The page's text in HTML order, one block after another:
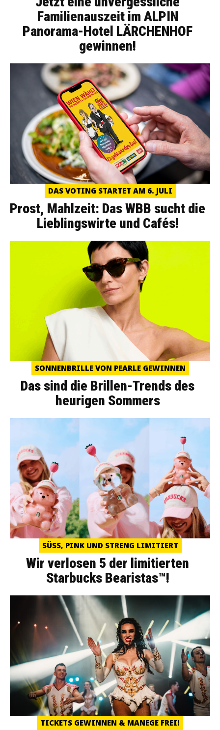
Familienauszeit im ALPIN
Panorama-Hotel LÄRCHENHOF
gewinnen!
DAS VOTING STARTET AM 6. JULI
Prost, Mahlzeit: Das WBB sucht die
Lieblingswirte und Cafés!
SONNENBRILLE VON PEARLE GEWINNEN
Das sind die Brillen-Trends des
heurigen Sommers
SÜSS, PINK UND STRENG LIMITIERT
Wir verlosen 5 der limitierten
Starbucks Bearistas™!
TICKETS GEWINNEN & MANEGE FREI!